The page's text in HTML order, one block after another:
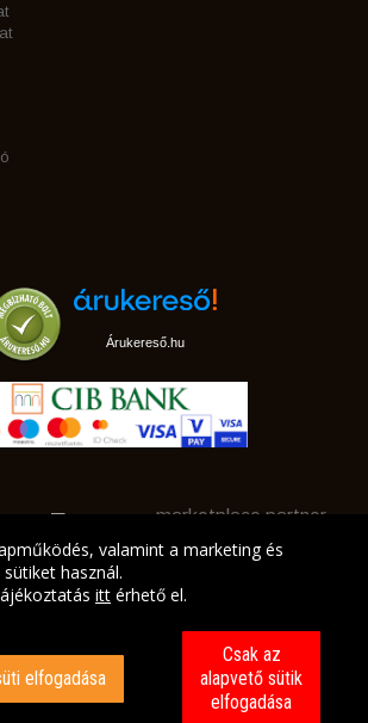
Árukereső.hu
marketplace partner
valamint a marketing és
használ.
itt érhető el.
elfogadása
Csak az
alapvető sütik
elfogadása